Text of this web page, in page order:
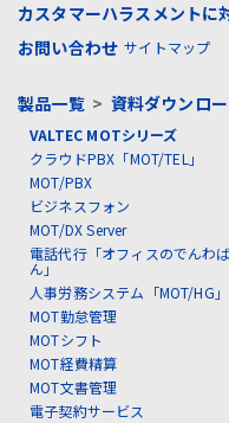
カスタマーハラスメントに
お問い合わせ サイトマップ
製品一覧> 資料ダウンロ
VALTEC MOTシリーズ
クラウドPBX「MOT/TEL」
MOT/PBX
ビジネスフォン
MOT/DX Server
電話代行「オフィスのでんわば
ん」
人事労務システム「MOT/HG」
MOT勤怠管理
MOTシフト
MOT経費精算
MOT文書管理
電子契約サービス